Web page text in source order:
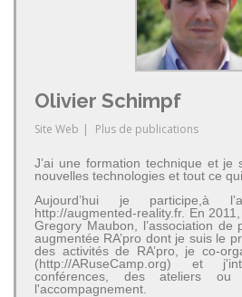
Olivier Schimpf
Site Web | Plus de publications
J’ai une formation technique et je
nouvelles technologies et tout ce qui
Aujourd’hui je participe,à
http://augmented-reality.fr. En
Gregory Maubon, l’association de
augmentée RA’pro dont je suis le
des activités de RA’pro, je co-
(http://ARuseCamp.org) et
conférences, des ateliers
l'accompagnement.